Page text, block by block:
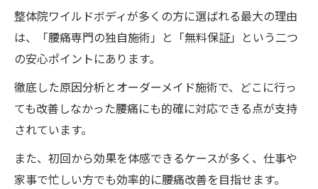
整体院ワイルドボディが多くの方に選ばれる最大の理由
は、「腰痛専門の独自施術」と「無料保証」という二つ
の安心ポイントにあります。
徹底した原因分析とオーダーメイド施術で、どこに行っ
ても改善しなかった腰痛にも的確に対応できる点が支持
されています。
また、初回から効果を体感できるケースが多く、仕事や
家事で忙しい方でも効率的に腰痛改善を目指せます。